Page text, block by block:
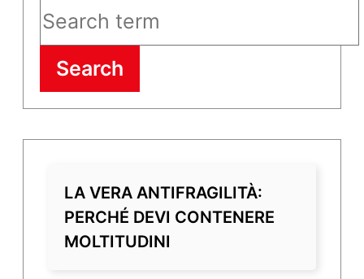
Search
LA VERA ANTIFRAGILITÀ:
PERCHÉ DEVI CONTENERE
MOLTITUDINI